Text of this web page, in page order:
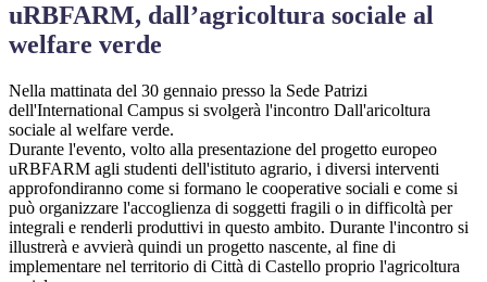
uRBFARM, dall’agricoltura sociale al
welfare verde
Nella mattinata del 30 gennaio presso la Sede Patrizi
dell'International Campus si svolgerà l'incontro Dall'aricoltura
sociale al welfare verde.
Durante l'evento, volto alla presentazione del progetto europeo
uRBFARM agli studenti dell'istituto agrario, i diversi interventi
approfondiranno come si formano le cooperative sociali e come si
può organizzare l'accoglienza di soggetti fragili o in difficoltà per
integrali e renderli produttivi in questo ambito. Durante l'incontro si
illustrerà e avvierà quindi un progetto nascente, al fine di
implementare nel territorio di Città di Castello proprio l'agricoltura